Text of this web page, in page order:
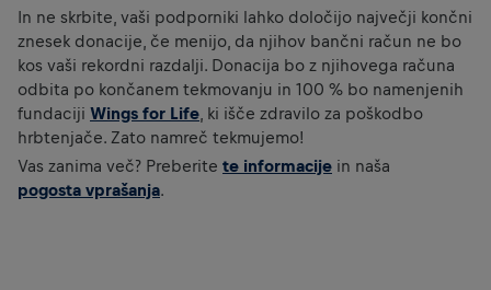
In ne skrbite, vaši podporniki lahko določijo največji končni
znesek donacije, če menijo, da njihov bančni račun ne bo
kos vaši rekordni razdalji. Donacija bo z njihovega računa
odbita po končanem tekmovanju in 100 % bo namenjenih
fundaciji Wings for Life , ki išče zdravilo za poškodbo
hrbtenjače. Zato namreč tekmujemo!
Vas zanima več? Preberite te informacije in naša
pogosta vprašanja.